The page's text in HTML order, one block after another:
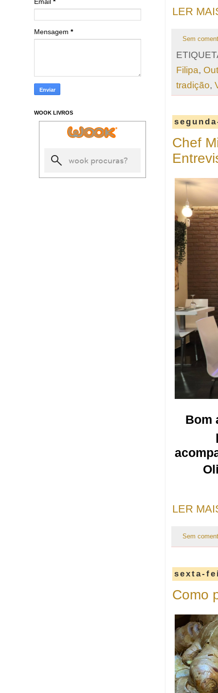
LER
Sem
Filipa,
tradição,
Chef
Bom
LER
Sem
sexta-
Como
Mensagem *
WOOK LIVROS